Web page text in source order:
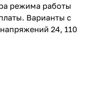
режима работы
Варианты с
24, 110